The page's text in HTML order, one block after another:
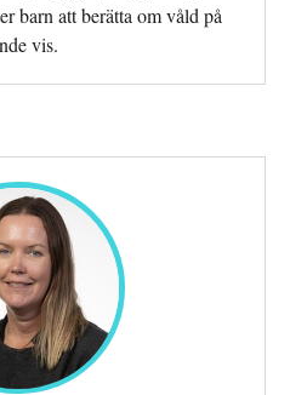
barn att berätta om våld på
vis.